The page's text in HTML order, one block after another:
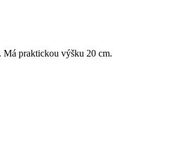
Má praktickou výšku 20 cm.